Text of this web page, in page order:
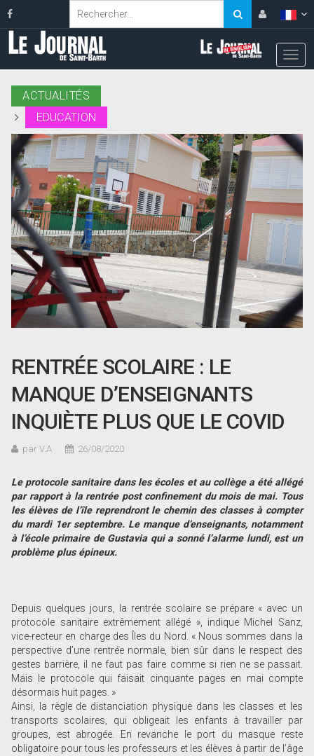
ACTUALITÉS
EDUCATION
RENTRÉE SCOLAIRE : LE
MANQUE D’ENSEIGNANTS
INQUIÈTE PLUS QUE LE COVID
par V.A 26/08/2020
Le protocole sanitaire dans les écoles et au collège a été allégé
par rapport à la rentrée post confinement du mois de mai. Tous
les élèves de l’île reprendront le chemin des classes à compter
du mardi 1er septembre. Le manque d’enseignants, notamment
à l’école primaire de Gustavia qui a sonné l’alarme lundi, est un
problème plus épineux.
Depuis quelques jours, la rentrée scolaire se prépare « avec un
protocole sanitaire extrêmement allégé », indique Michel Sanz,
vice-recteur en charge des Îles du Nord. « Nous sommes dans la
perspective d’une rentrée normale, bien sûr dans le respect des
gestes barrière, il ne faut pas faire comme si rien ne se passait.
Mais le protocole qui faisait cinquante pages en mai compte
désormais huit pages. »
Ainsi, la règle de distanciation physique dans les classes et les
transports scolaires, qui obligeait les enfants à travailler par
groupes, est abrogée. En revanche le port du masque reste
obligatoire pour tous les professeurs et les élèves à partir de l’âge